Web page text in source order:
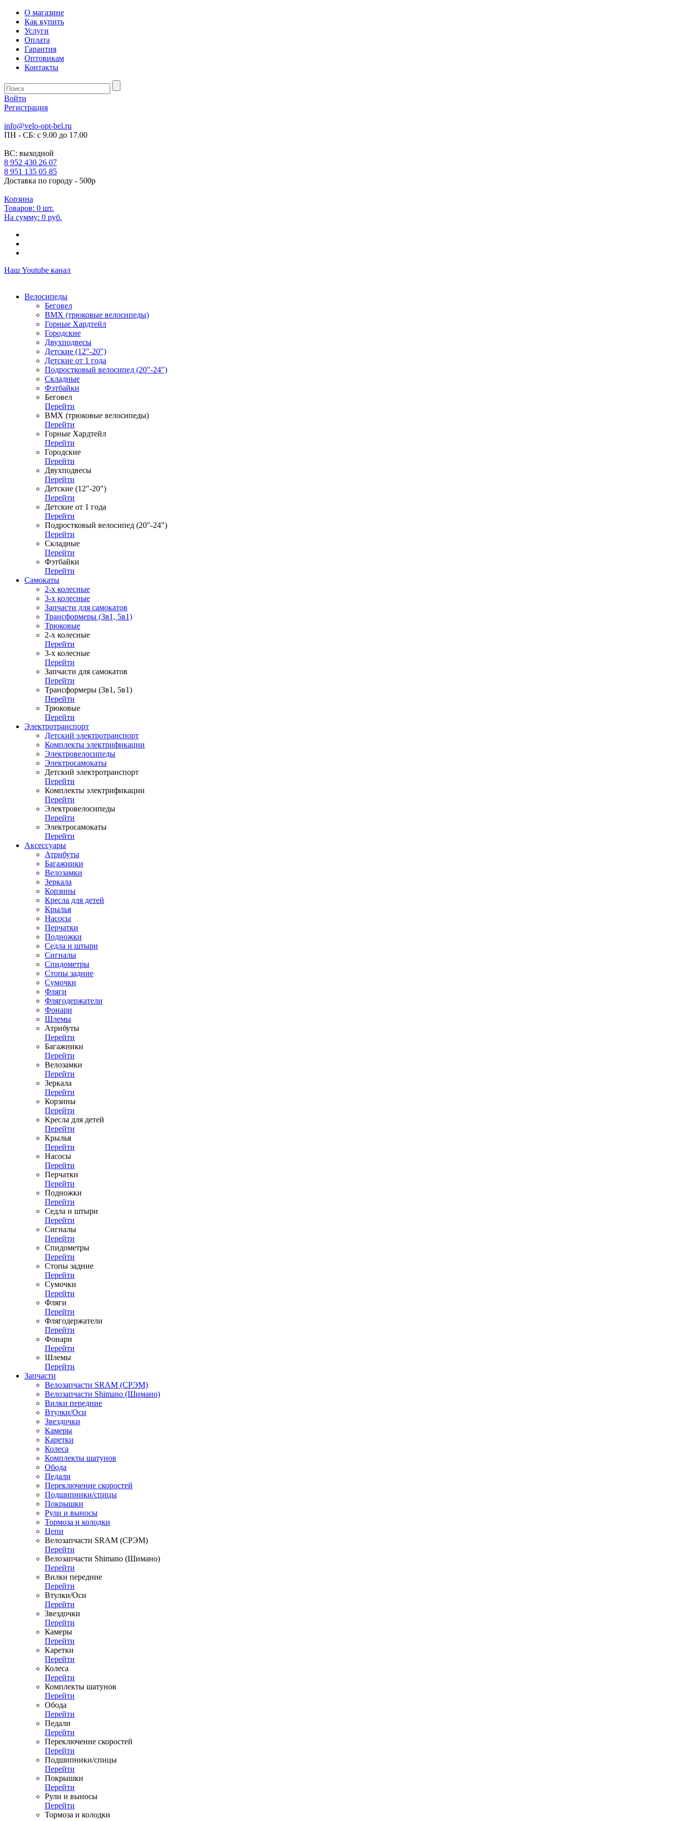
О магазине
Как купить
Услуги
Оплата
Гарантия
Оптовикам
Контакты
Войти
Регистрация
info@velo-opt-bel.ru
ПН - СБ: с 9.00 до 17.00
ВС: выходной
8 952 430 26 07
8 951 135 05 85
Доставка по городу - 500р
Корзина
Товаров: 0 шт.
На сумму: 0 руб.
Наш Youtube канал
Велосипеды
Беговел
ВМХ (трюковые велосипеды)
Горные Хардтейл
Городские
Двухподвесы
Детские (12"-20")
Детские от 1 года
Подростковый велосипед (20"-24")
Складные
Фэтбайки
Беговел
Перейти
ВМХ (трюковые велосипеды)
Перейти
Горные Хардтейл
Перейти
Городские
Перейти
Двухподвесы
Перейти
Детские (12"-20")
Перейти
Детские от 1 года
Перейти
Подростковый велосипед (20"-24")
Перейти
Складные
Перейти
Фэтбайки
Перейти
Самокаты
2-х колесные
3-х колесные
Запчасти для самокатов
Трансформеры (3в1, 5в1)
Трюковые
2-х колесные
Перейти
3-х колесные
Перейти
Запчасти для самокатов
Перейти
Трансформеры (3в1, 5в1)
Перейти
Трюковые
Перейти
Электротранспорт
Детский электротранспорт
Комплекты электрификации
Электровелосипеды
Электросамокаты
Детский электротранспорт
Перейти
Комплекты электрификации
Перейти
Электровелосипеды
Перейти
Электросамокаты
Перейти
Аксессуары
Атрибуты
Багажники
Велозамки
Зеркала
Корзины
Кресла для детей
Крылья
Насосы
Перчатки
Подножки
Седла и штыри
Сигналы
Спидометры
Стопы задние
Сумочки
Фляги
Флягодержатели
Фонари
Шлемы
Атрибуты
Перейти
Багажники
Перейти
Велозамки
Перейти
Зеркала
Перейти
Корзины
Перейти
Кресла для детей
Перейти
Крылья
Перейти
Насосы
Перейти
Перчатки
Перейти
Подножки
Перейти
Седла и штыри
Перейти
Сигналы
Перейти
Спидометры
Перейти
Стопы задние
Перейти
Сумочки
Перейти
Фляги
Перейти
Флягодержатели
Перейти
Фонари
Перейти
Шлемы
Перейти
Запчасти
Велозапчасти SRAM (СРЭМ)
Велозапчасти Shimano (Шимано)
Вилки передние
Втулки/Оси
Звездочки
Камеры
Каретки
Колеса
Комплекты шатунов
Обода
Педали
Переключение скоростей
Подшипники/спицы
Покрышки
Рули и выносы
Тормоза и колодки
Цепи
Велозапчасти SRAM (СРЭМ)
Перейти
Велозапчасти Shimano (Шимано)
Перейти
Вилки передние
Перейти
Втулки/Оси
Перейти
Звездочки
Перейти
Камеры
Перейти
Каретки
Перейти
Колеса
Перейти
Комплекты шатунов
Перейти
Обода
Перейти
Педали
Перейти
Переключение скоростей
Перейти
Подшипники/спицы
Перейти
Покрышки
Перейти
Рули и выносы
Перейти
Тормоза и колодки